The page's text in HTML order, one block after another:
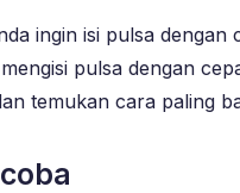
ingin isi pulsa
pulsa dengan
temukan cara paling